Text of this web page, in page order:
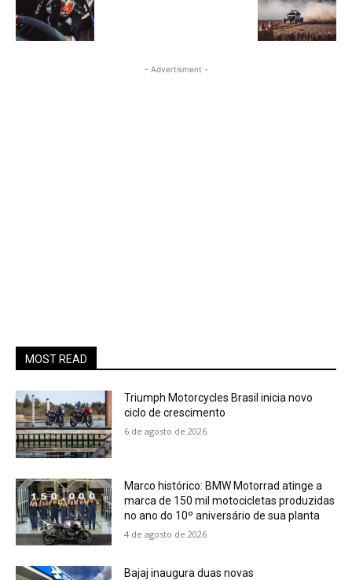
- Advertisment -
MOST READ
Triumph Motorcycles Brasil inicia novo
ciclo de crescimento
6 de agosto de 2026
Marco histórico: BMW Motorrad atinge a
marca de 150 mil motocicletas produzidas
no ano do 10º aniversário de sua planta
4 de agosto de 2026
Bajaj inaugura duas novas